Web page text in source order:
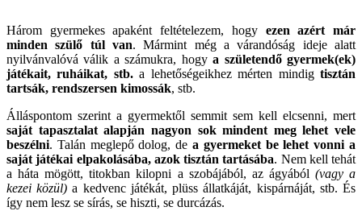
Három gyermekes apaként feltételezem, hogy ezen azért már
minden szülő túl van. Mármint még a várandóság ideje alatt
nyilvánvalóvá válik a számukra, hogya születendő gyermek(ek)
játékait, ruháikat, stb.a lehetőségeikhez mérten mindigtisztán
tartsák, rendszersen kimossák, stb.
Álláspontom szerint a gyermektől semmit sem kell elcsenni, mert
saját tapasztalat alapján nagyon sok mindent meg lehet vele
beszélni. Talán meglepő dolog, de a gyermeket be lehet vonni a
saját játékai elpakolásába, azok tisztán tartásába. Nem kell tehát
a háta mögött, titokban kilopni a szobájából, az ágyából (vagy a
kezei közül) a kedvenc játékát, plüss állatkáját, kispárnáját, stb. És
így nem lesz se sírás, se hiszti, se durcázás.